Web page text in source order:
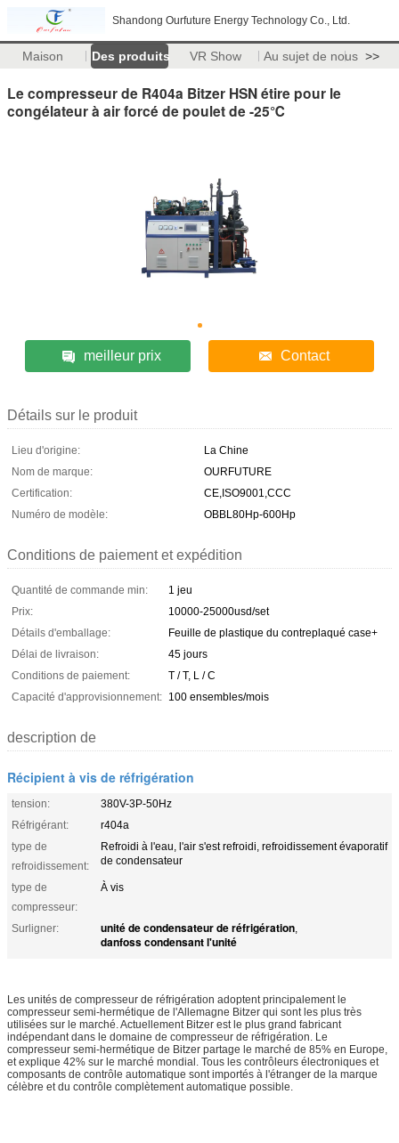
Shandong Ourfuture Energy Technology Co., Ltd.
Maison Des produits VR Show Au sujet de nous >>
Le compresseur de R404a Bitzer HSN étire pour le
congélateur à air forcé de poulet de -25℃
meilleur prix Contact
Détails sur le produit
Lieu d'origine:
La Chine
Nom de marque:
OURFUTURE
Certification:
CE,ISO9001,CCC
Numéro de modèle:
OBBL80Hp-600Hp
Conditions de paiement et expédition
Quantité de commande min:
1 jeu
Prix:
10000-25000usd/set
Détails d'emballage:
Feuille de plastique du contreplaqué case+
Délai de livraison:
45 jours
Conditions de paiement:
T / T, L / C
Capacité d'approvisionnement: 100 ensembles/mois
description de
Récipient à vis de réfrigération
tension:
380V-3P-50Hz
Réfrigérant:
r404a
type de
refroidissement:
Refroidi à l'eau, l'air s'est refroidi, refroidissement évaporatif
de condensateur
type de
compresseur:
À vis
Surligner: unité de condensateur de réfrigération,
danfoss condensant l'unité
Les unités de compresseur de réfrigération adoptent principalement le
compresseur semi-hermétique de l'Allemagne Bitzer qui sont les plus très
utilisées sur le marché. Actuellement Bitzer est le plus grand fabricant
indépendant dans le domaine de compresseur de réfrigération. Le
compresseur semi-hermétique de Bitzer partage le marché de 85% en Europe,
et explique 42% sur le marché mondial. Tous les contrôleurs électroniques et
composants de contrôle automatique sont importés à l'étranger de la marque
célèbre et du contrôle complètement automatique possible.